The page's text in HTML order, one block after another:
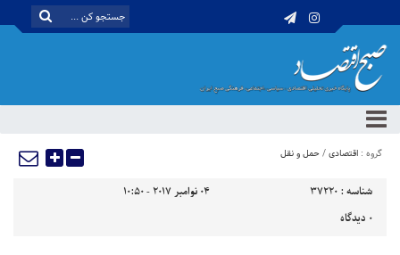
گروه : اقتصادی/حمل و نقل
شناسه : 37220
04 نوامبر 2017 - 10:50
0 دیدگاه